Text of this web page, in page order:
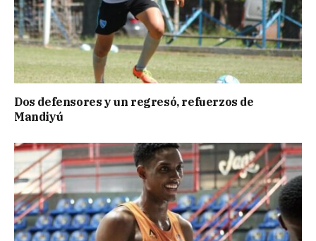
Dos defensores y un regresó, refuerzos de
Mandiyú